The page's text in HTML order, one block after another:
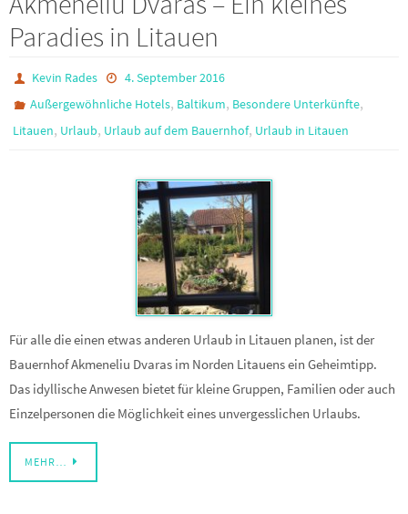
Paradies in Litauen
Kevin Rades
4. September 2016
Außergewöhnliche Hotels, Baltikum, Besondere Unterkünfte,
Litauen, Urlaub, Urlaub auf dem Bauernhof, Urlaub in Litauen
Für alle die einen etwas anderen Urlaub in Litauen planen, ist der
Bauernhof Akmeneliu Dvaras im Norden Litauens ein Geheimtipp.
Das idyllische Anwesen bietet für kleine Gruppen, Familien oder auch
Einzelpersonen die Möglichkeit eines unvergesslichen Urlaubs.
MEHR…